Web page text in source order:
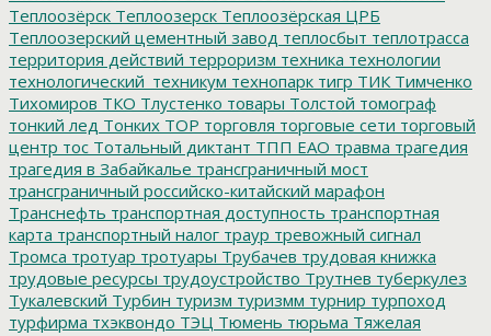
Теплоозёрск Теплоозерск Теплоозёрская ЦРБ
Теплоозерский цементный завод теплосбыт теплотрасса
территория действий терроризм техника технологии
технологический_техникум технопарк тигр ТИК Тимченко
Тихомиров ТКО Тлустенко товары Толстой томограф
тонкий лед Тонких ТОР торговля торговые сети торговый
центр тос Тотальный диктант ТПП ЕАО травма трагедия
трагедия в Забайкалье трансграничный мост
трансграничный российско-китайский марафон
Транснефть транспортная доступность транспортная
карта транспортный налог траур тревожный сигнал
Тромса тротуар тротуары Трубачев трудовая книжка
трудовые ресурсы трудоустройство Трутнев туберкулез
Тукалевский Турбин туризм туризмм турнир турпоход
турфирма тхэквондо ТЭЦ Тюмень тюрьма Тяжелая